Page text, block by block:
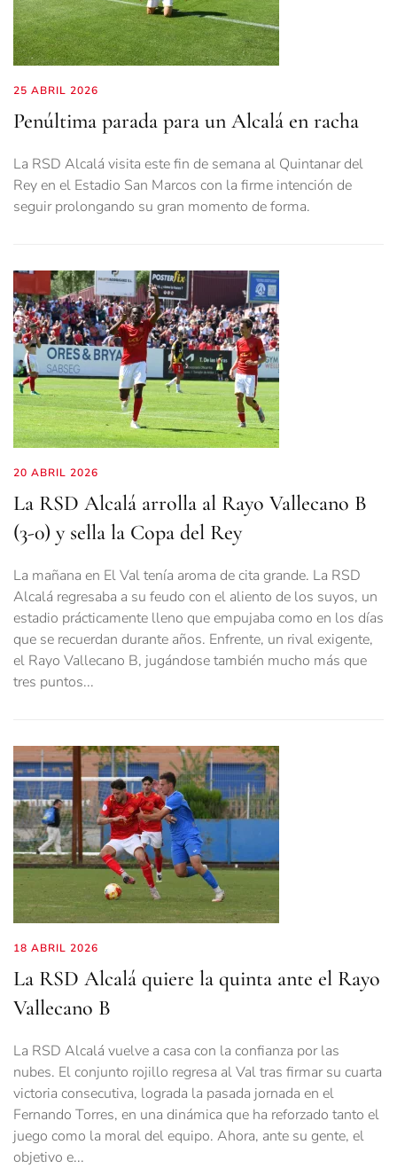
25 ABRIL 2026
Penúltima parada para un Alcalá en racha
La RSD Alcalá visita este fin de semana al Quintanar del
Rey en el Estadio San Marcos con la firme intención de
seguir prolongando su gran momento de forma.
20 ABRIL 2026
La RSD Alcalá arrolla al Rayo Vallecano B
(3-0) y sella la Copa del Rey
La mañana en El Val tenía aroma de cita grande. La RSD
Alcalá regresaba a su feudo con el aliento de los suyos, un
estadio prácticamente lleno que empujaba como en los días
que se recuerdan durante años. Enfrente, un rival exigente,
el Rayo Vallecano B, jugándose también mucho más que
tres puntos...
18 ABRIL 2026
La RSD Alcalá quiere la quinta ante el Rayo
Vallecano B
La RSD Alcalá vuelve a casa con la confianza por las
nubes. El conjunto rojillo regresa al Val tras firmar su cuarta
victoria consecutiva, lograda la pasada jornada en el
Fernando Torres, en una dinámica que ha reforzado tanto el
juego como la moral del equipo. Ahora, ante su gente, el
objetivo e...